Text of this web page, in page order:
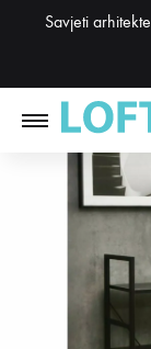
Savjeti arhitekte